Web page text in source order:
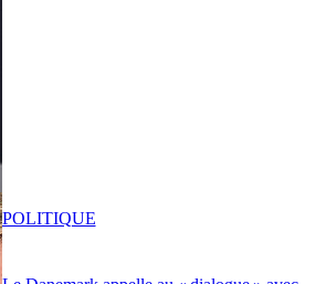
POLITIQUE